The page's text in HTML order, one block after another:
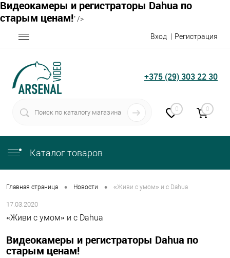
Видеокамеры и регистраторы Dahua по
старым ценам!" />
Вход Регистрация
+375 (29) 303 22 30
0 0
Каталог товаров
Главная страница • Новости • «Живи с умом» и с Dahua
17.03.2020
«Живи с умом» и с Dahua
Видеокамеры и регистраторы Dahua по
старым ценам!